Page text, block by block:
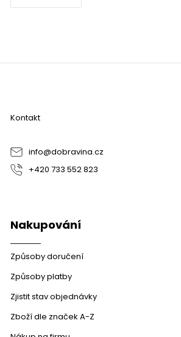
Z
Kontakt
info@dobravina.cz
+420 733 552 823
Nakupování
Způsoby doručení
Způsoby platby
Zjistit stav objednávky
Zboží dle značek A-Z